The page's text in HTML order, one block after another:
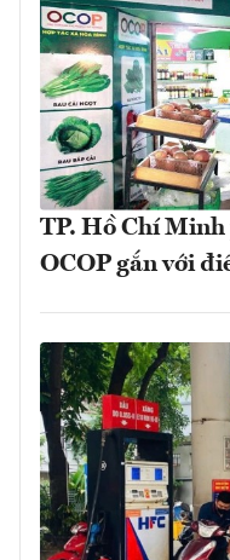
TP. Hồ Chí
OCOP gắn với